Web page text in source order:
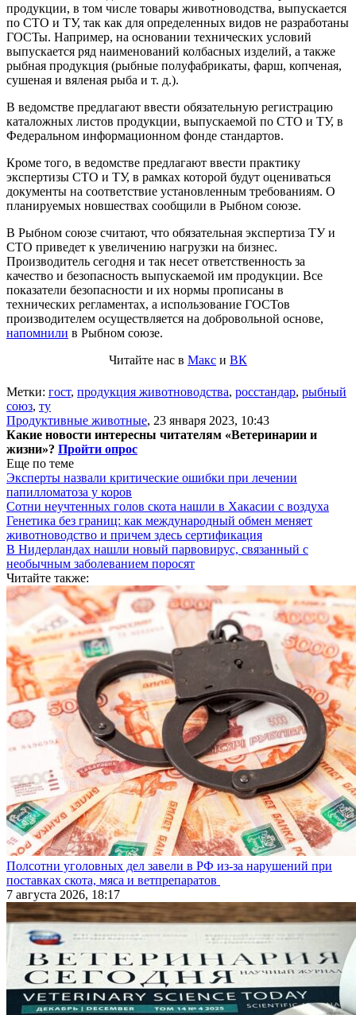
продукции, в том числе товары животноводства, выпускается
по СТО и ТУ, так как для определенных видов не разработаны
ГОСТы. Например, на основании технических условий
выпускается ряд наименований колбасных изделий, а также
рыбная продукция (рыбные полуфабрикаты, фарш, копченая,
сушеная и вяленая рыба и т. д.).
В ведомстве предлагают ввести обязательную регистрацию
каталожных листов продукции, выпускаемой по СТО и ТУ, в
Федеральном информационном фонде стандартов.
Кроме того, в ведомстве предлагают ввести практику
экспертизы СТО и ТУ, в рамках которой будут оцениваться
документы на соответствие установленным требованиям. О
планируемых новшествах сообщили в Рыбном союзе.
В Рыбном союзе считают, что обязательная экспертиза ТУ и
СТО приведет к увеличению нагрузки на бизнес.
Производитель сегодня и так несет ответственность за
качество и безопасность выпускаемой им продукции. Все
показатели безопасности и их нормы прописаны в
технических регламентах, а использование ГОСТов
производителем осуществляется на добровольной основе,
напомнили в Рыбном союзе.
Читайте нас в Макс и ВК
Метки: гост, продукция животноводства, росстандар, рыбный
союз, ту
Продуктивные животные, 23 января 2023, 10:43
Какие новости интересны читателям «Ветеринарии и
жизни»? Пройти опрос
Еще по теме
Эксперты назвали критические ошибки при лечении
папилломатоза у коров
Сотни неучтенных голов скота нашли в Хакасии с воздуха
Генетика без границ: как международный обмен меняет
животноводство и причем здесь сертификация
В Нидерландах нашли новый парвовирус, связанный с
необычным заболеванием поросят
Читайте также:
Полсотни уголовных дел завели в РФ из-за нарушений при
поставках скота, мяса и ветпрепаратов
7 августа 2026, 18:17